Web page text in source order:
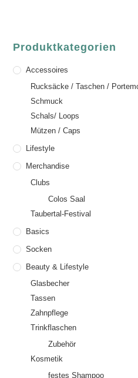
Produktkategorien
Accessoires
Rucksäcke / Taschen /
Schmuck
Schals/ Loops
Mützen / Caps
Lifestyle
Merchandise
Clubs
Colos Saal
Taubertal-Festival
Basics
Socken
Beauty & Lifestyle
Glasbecher
Tassen
Zahnpflege
Trinkflaschen
Zubehör
Kosmetik
festes Shampoo